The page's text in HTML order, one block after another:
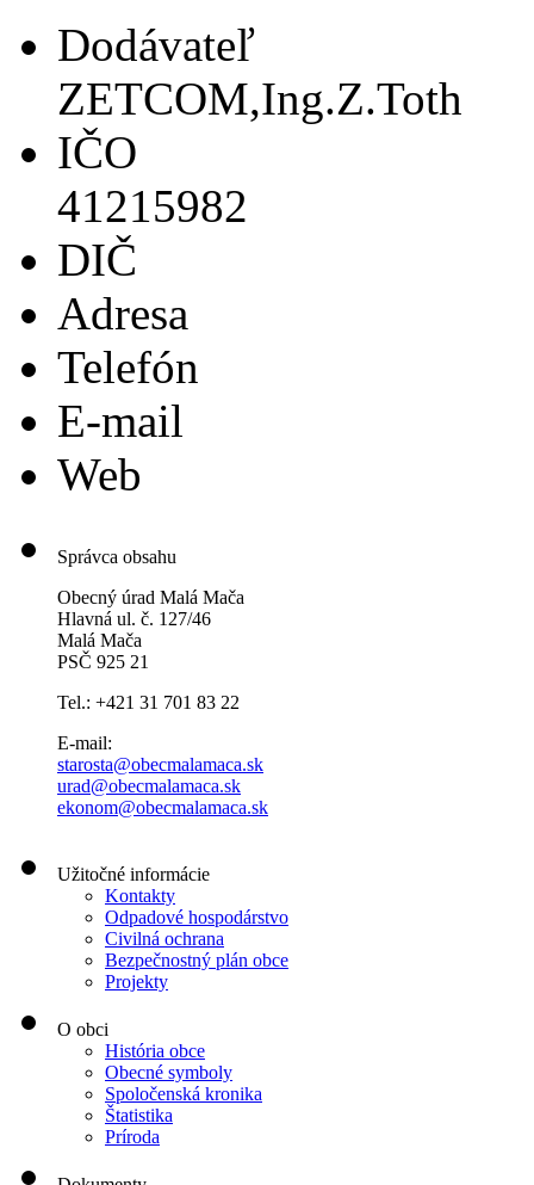
Dodávateľ
ZETCOM,Ing.Z.Toth
IČO
41215982
DIČ
Adresa
Telefón
E-mail
Web
Správca obsahu
Obecný úrad Malá Mača
Hlavná ul. č. 127/46
Malá Mača
PSČ 925 21
Tel.: +421 31 701 83 22
E-mail:
starosta@obecmalamaca.sk
urad@obecmalamaca.sk
ekonom@obecmalamaca.sk
Užitočné informácie
Kontakty
Odpadové hospodárstvo
Civilná ochrana
Bezpečnostný plán obce
Projekty
O obci
História obce
Obecné symboly
Spoločenská kronika
Štatistika
Príroda